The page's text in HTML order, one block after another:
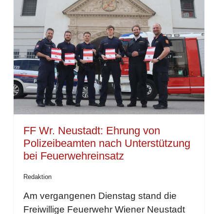
FF Wr. Neustadt: Ehrung von
Polizeibeamten nach Unterstützung
bei Feuerwehreinsatz
Redaktion
Am vergangenen Dienstag stand die
Freiwillige Feuerwehr Wiener Neustadt